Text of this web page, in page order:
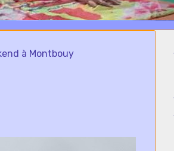
à Montbouy